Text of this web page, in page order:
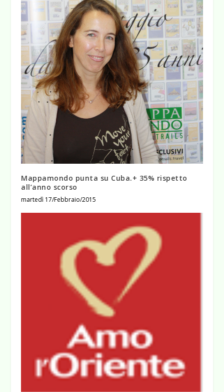
Mappamondo punta su Cuba.+ 35% rispetto
all’anno scorso
martedì 17/Febbraio/2015